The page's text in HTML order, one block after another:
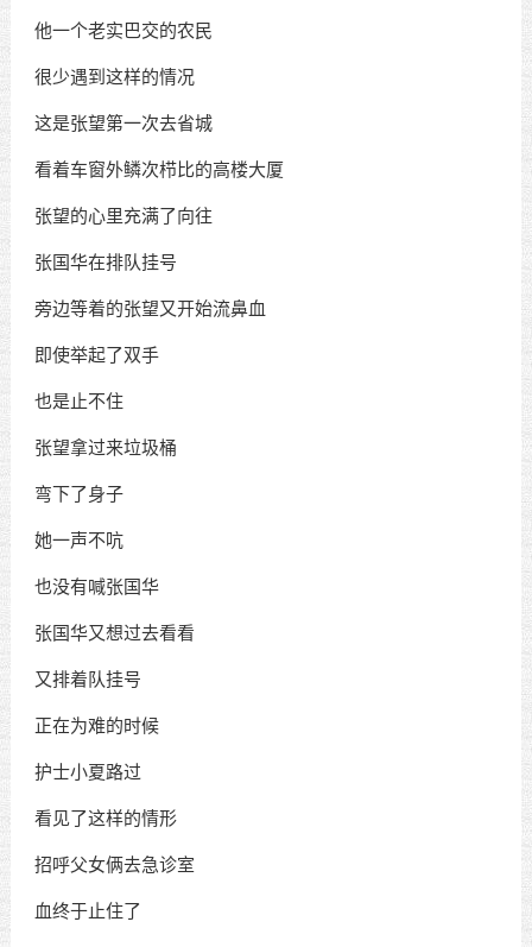
他一个老实巴交的农民
很少遇到这样的情况
这是张望第一次去省城
看着车窗外鳞次栉比的高楼大厦
张望的心里充满了向往
张国华在排队挂号
旁边等着的张望又开始流鼻血
即使举起了双手
也是止不住
张望拿过来垃圾桶
弯下了身子
她一声不吭
也没有喊张国华
张国华又想过去看看
又排着队挂号
正在为难的时候
护士小夏路过
看见了这样的情形
招呼父女俩去急诊室
血终于止住了